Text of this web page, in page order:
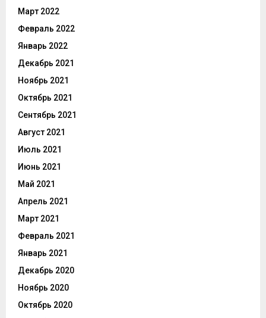
Март 2022
Февраль 2022
Январь 2022
Декабрь 2021
Ноябрь 2021
Октябрь 2021
Сентябрь 2021
Август 2021
Июль 2021
Июнь 2021
Май 2021
Апрель 2021
Март 2021
Февраль 2021
Январь 2021
Декабрь 2020
Ноябрь 2020
Октябрь 2020